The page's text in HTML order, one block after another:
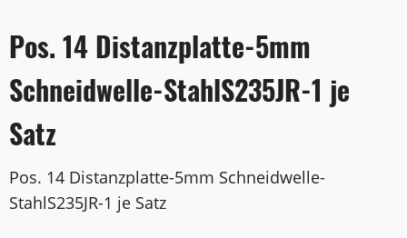
Pos. 14 Distanzplatte-5mm
Schneidwelle-StahlS235JR-1 je
Satz
Pos. 14 Distanzplatte-5mm Schneidwelle-
StahlS235JR-1 je Satz